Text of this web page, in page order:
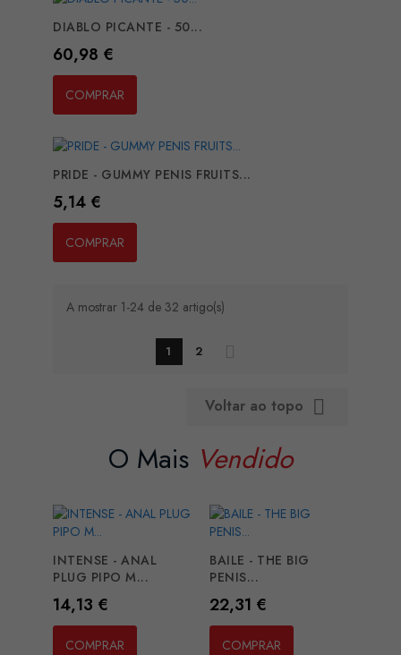
DIABLO PICANTE - 50...
Preço
60,98 €
COMPRAR
PRIDE - GUMMY PENIS FRUITS...
Preço
5,14 €
COMPRAR
A mostrar 1-24 de 32 artigo(s)
1 2
Voltar ao topo 
O Mais Vendido
INTENSE - ANAL
PLUG PIPO M...
Preço
14,13 €
COMPRAR
BAILE - THE BIG
PENIS...
Preço
22,31 €
COMPRAR